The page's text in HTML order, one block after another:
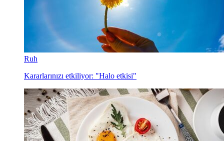
Ruh
Kararlarınızı etkiliyor: "Halo etkisi"